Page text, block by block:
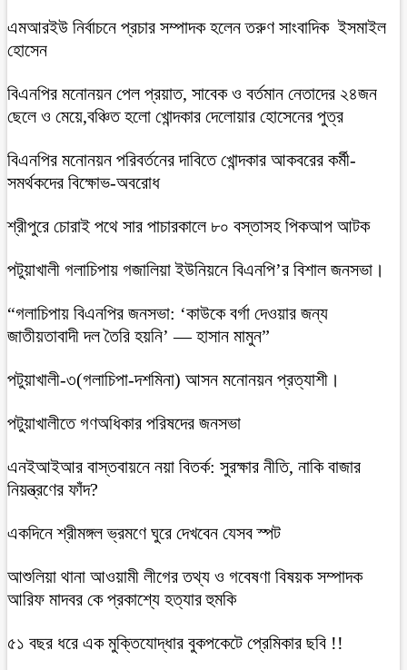
এমআরইউ নির্বাচনে প্রচার সম্পাদক হলেন তরুণ সাংবাদিক ইসমাইল
হোসেন
বিএনপির মনোনয়ন পেল প্রয়াত, সাবেক ও বর্তমান নেতাদের ২৪জন
ছেলে ও মেয়ে,বঞ্চিত হলো খোন্দকার দেলোয়ার হোসেনের পুত্র
বিএনপির মনোনয়ন পরিবর্তনের দাবিতে খোন্দকার আকবরের কর্মী-
সমর্থকদের বিক্ষোভ-অবরোধ
শ্রীপুরে চোরাই পথে সার পাচারকালে ৮০ বস্তাসহ পিকআপ আটক
‎পটুয়াখালী গলাচিপায় গজালিয়া ইউনিয়নে বিএনপি’র বিশাল জনসভা।
“গলাচিপায় বিএনপির জনসভা: ‘কাউকে বর্গা দেওয়ার জন্য
জাতীয়তাবাদী দল তৈরি হয়নি’ — হাসান মামুন”
পটুয়াখালী-৩(গলাচিপা-দশমিনা) আসন মনোনয়ন প্রত্যাশী।
পটুয়াখালীতে গণঅধিকার পরিষদের জনসভা
এনইআইআর বাস্তবায়নে নয়া বিতর্ক: সুরক্ষার নীতি, নাকি বাজার
নিয়ন্ত্রণের ফাঁদ?
একদিনে শ্রীমঙ্গল ভ্রমণে ঘুরে দেখবেন যেসব স্পট
আশুলিয়া থানা আওয়ামী লীগের তথ্য ও গবেষণা বিষয়ক সম্পাদক
আরিফ মাদবর কে প্রকাশ্যে হত্যার হুমকি
৫১ বছর ধরে এক মুক্তিযোদ্ধার বুকপকেটে প্রেমিকার ছবি !!